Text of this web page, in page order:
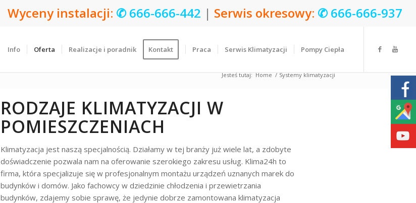
Wyceny instalacji: ✆ 666-666-442 | Serwis okresowy: ✆ 666-666-937
Info Oferta Realizacje i poradnik Kontakt Praca Serwis Klimatyzacji Pompy Ciepła
Jesteś tutaj: Home / Systemy klimatyzacji
RODZAJE KLIMATYZACJI W
POMIESZCZENIACH
Klimatyzacja jest naszą specjalnością. Działamy w tej branży już wiele lat, a zdobyte
doświadczenie pozwala nam na oferowanie szerokiego zakresu usług. Klima24h to
firma, która specjalizuje się w profesjonalnym montażu urządzeń uznanych marek do
budynków i domów. Jako fachowcy w dziedzinie chłodzenia i przewietrzania
budynków, zdajemy sobie sprawę, że jedynie dobrze zamontowana klimatyzacja